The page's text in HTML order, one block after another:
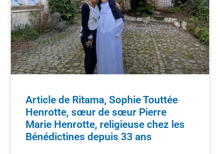
Article de Ritama, Sophie Touttée
Henrotte, sœur de sœur Pierre
Marie Henrotte, religieuse chez les
Bénédictines depuis 33 ans